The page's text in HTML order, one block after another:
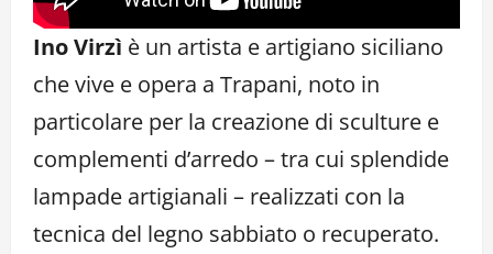
Ino Virzì è un artista e artigiano siciliano
che vive e opera a Trapani, noto in
particolare per la creazione di sculture e
complementi d’arredo – tra cui splendide
lampade artigianali – realizzati con la
tecnica del legno sabbiato o recuperato.